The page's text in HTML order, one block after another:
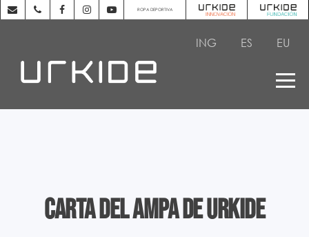
ROPA DEPORTIVA
ING ES EU
Carta del AMPA de Urkide